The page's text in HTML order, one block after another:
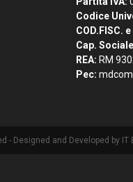
Codice
COD.FISC.
Cap.
REA: RM
Pec:
- Designed and Developed by IT